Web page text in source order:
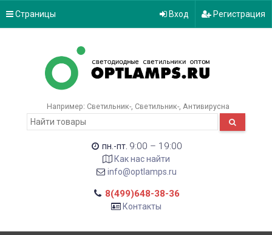
Страницы Вход Регистрация
Например: Светильник- Светильник- Антивирусна
пн.-пт. 9:00 – 19:00
Как нас найти
info@optlamps.ru
8(499)648-38-36
Контакты